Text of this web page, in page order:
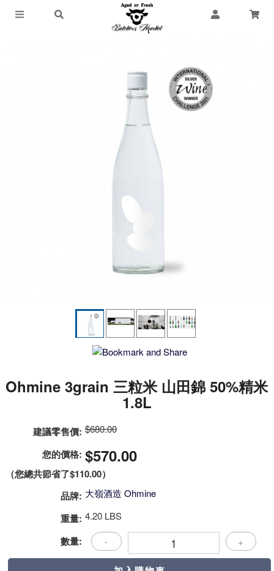
Ohmine 3grain 三粒米 山田錦 50%精米
1.8L
建議零售價: $680.00
您的價格: $570.00
（您總共節省了$110.00）
品牌: 大嶺酒造 Ohmine
重量: 4.20 LBS
數量: - +